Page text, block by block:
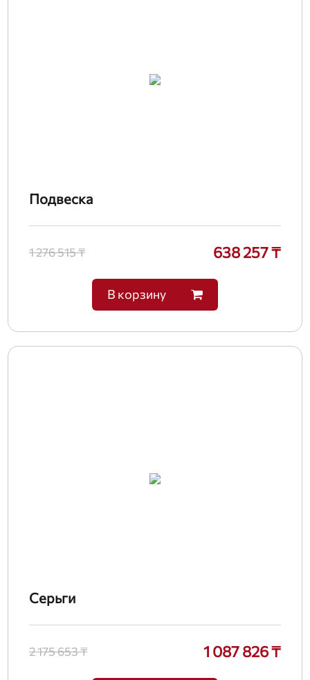
Подвеска
1 276 515 ₸ 638 257 ₸
В корзину
Серьги
2 175 653 ₸ 1 087 826 ₸